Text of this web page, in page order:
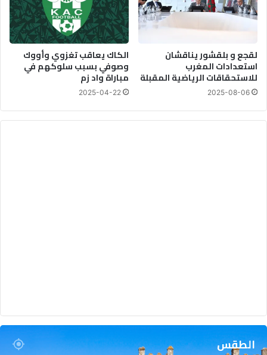
لقجع و بلقشور يناقشان
استعدادات المغرب
للاستحقاقات الرياضية المقبلة
2025-08-06
الكاك يعاقب تغزوي وأووك
وصوفي بسبب سلوكهم في
مباراة واد زم
2025-04-22
الطقس